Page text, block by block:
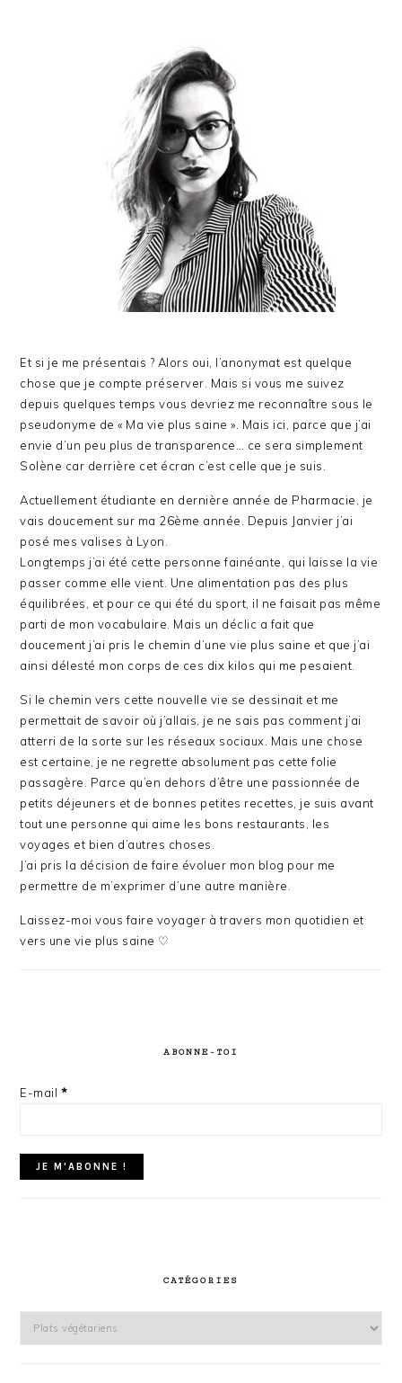
Et si je me présentais ? Alors oui, l’anonymat est quelque
chose que je compte préserver. Mais si vous me suivez
depuis quelques temps vous devriez me reconnaître sous le
pseudonyme de « Ma vie plus saine ». Mais ici, parce que j’ai
envie d’un peu plus de transparence… ce sera simplement
Solène car derrière cet écran c’est celle que je suis.
Actuellement étudiante en dernière année de Pharmacie, je
vais doucement sur ma 26ème année. Depuis Janvier j’ai
posé mes valises à Lyon.
Longtemps j’ai été cette personne fainéante, qui laisse la vie
passer comme elle vient. Une alimentation pas des plus
équilibrées, et pour ce qui été du sport, il ne faisait pas même
parti de mon vocabulaire. Mais un déclic a fait que
doucement j’ai pris le chemin d’une vie plus saine et que j’ai
ainsi délesté mon corps de ces dix kilos qui me pesaient.
Si le chemin vers cette nouvelle vie se dessinait et me
permettait de savoir où j’allais, je ne sais pas comment j’ai
atterri de la sorte sur les réseaux sociaux. Mais une chose
est certaine, je ne regrette absolument pas cette folie
passagère. Parce qu’en dehors d’être une passionnée de
petits déjeuners et de bonnes petites recettes, je suis avant
tout une personne qui aime les bons restaurants, les
voyages et bien d’autres choses.
J’ai pris la décision de faire évoluer mon blog pour me
permettre de m’exprimer d’une autre manière.
Laissez-moi vous faire voyager à travers mon quotidien et
vers une vie plus saine ♡
ABONNE-TOI
E-mail *
CATÉGORIES
Catégories